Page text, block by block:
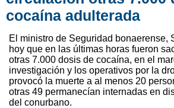
cocaína adulterada
El ministro de Seguridad bonaerense,
hoy que en las últimas horas fueron
otras 7.000 dosis de cocaína, en el
investigación y los operativos por la
provocó la muerte a al menos 20
otras 49 permanecían internadas en
del conurbano.